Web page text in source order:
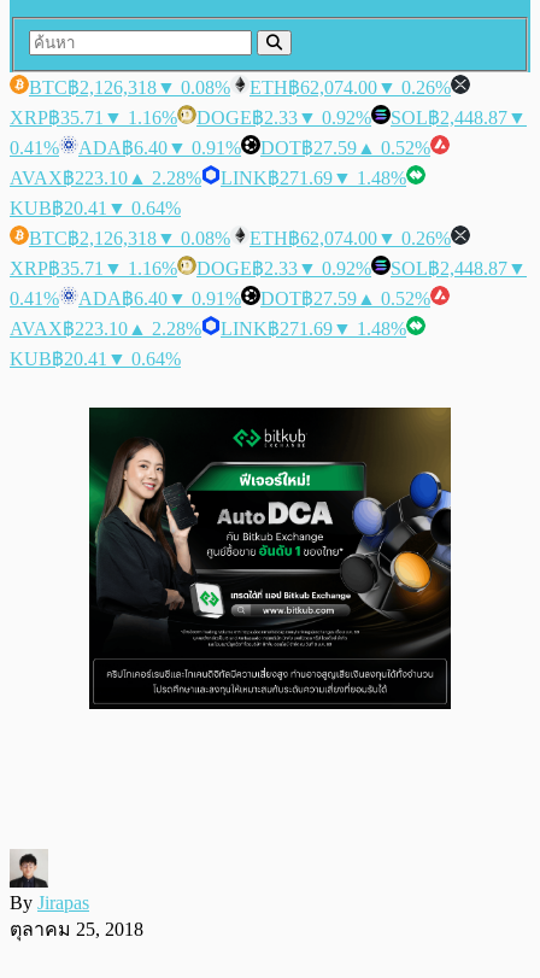
BTC฿2,126,318▼ 0.08% ETH฿62,074.00▼ 0.26%
XRP฿35.71 ▼ 1.16% DOGE฿2.33▼ 0.92% SOL฿2,448.87▼
0.41%
ADA฿6.40▼ 0.91% DOT฿27.59 ▲ 0.52%
AVAX฿223.10 ▲ 2.28% LINK฿271.69▼ 1.48%
KUB฿20.41 ▼ 0.64%
BTC฿2,126,318▼ 0.08% ETH฿62,074.00▼ 0.26%
XRP฿35.71 ▼ 1.16% DOGE฿2.33▼ 0.92% SOL฿2,448.87▼
0.41%
ADA฿6.40▼ 0.91% DOT฿27.59 ▲ 0.52%
AVAX฿223.10 ▲ 2.28% LINK฿271.69▼ 1.48%
KUB฿20.41 ▼ 0.64%
By Jirapas
ตุลาคม 25, 2018